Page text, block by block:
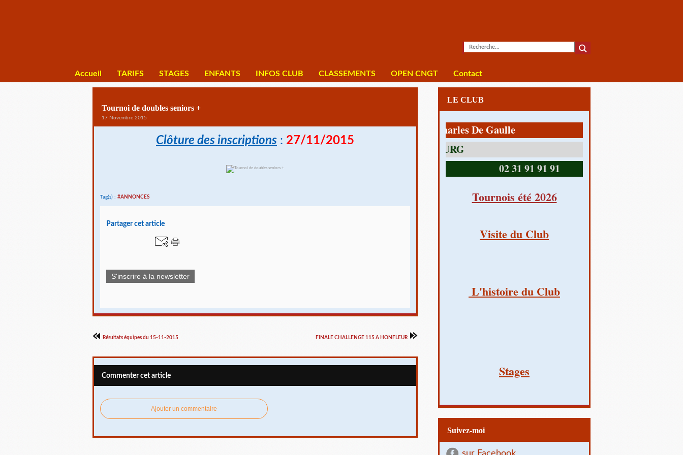
Accueil TARIFS STAGES ENFANTS INFOS CLUB CLASSEMENTS OPEN CNGT Contact
Tournoi de doubles seniors +
17 Novembre 2015
Clôture des inscriptions : 27/11/2015
Tag(s) : #ANNONCES
Partager cet article
S'inscrire à la newsletter
Résultats équipes du 15-11-2015 FINALE CHALLENGE 115 A HONFLEUR
Commenter cet article
Ajouter un commentaire
LE CLUB
1 av Charles De Gaulle
02 31 91 91 91
Tournois été 2026
Visite du Club
L'histoire du Club
Stages
Suivez-moi
sur Facebook